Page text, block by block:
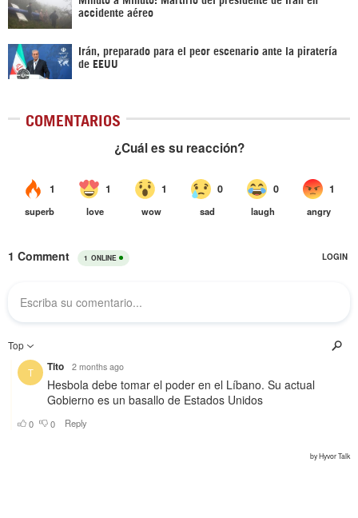
accidente aéreo
Irán, preparado para el peor escenario ante la piratería
de EEUU
COMENTARIOS